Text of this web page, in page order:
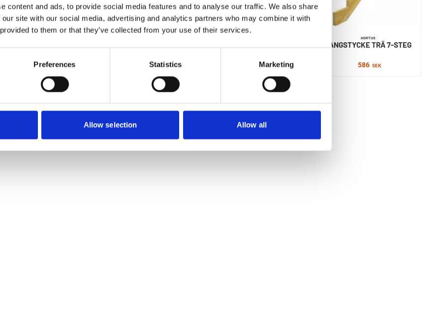
content and ads, to provide social media features and to analyse our traffic. We also share
site with our social media, advertising and analytics partners who may combine it with
to them or that they’ve collected from your use of their services.
Preferences Statistics Marketing
Allow selection Allow all
SEK
HORTUS
VANGSTYCKE TRÄ 7-STEG
586 SEK